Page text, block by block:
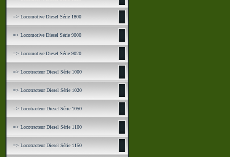
=> Locomotive Diesel Série 1800
=> Locomotive Diesel Série 9000
=> Locomotive Diesel Série 9020
=> Locotracteur Diesel Série 1000
=> Locotracteur Diesel Série 1020
=> Locotracteur Diesel Série 1050
=> Locotracteur Diesel Série 1100
=> Locotracteur Diesel Série 1150